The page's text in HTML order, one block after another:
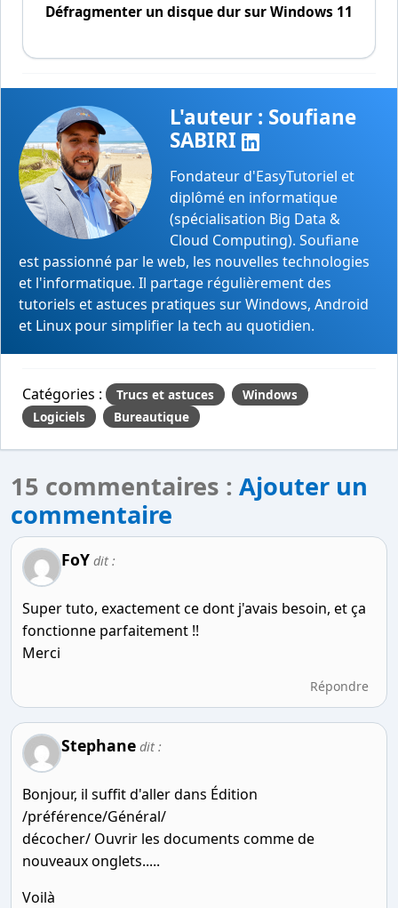
Défragmenter un disque dur sur Windows 11
L'auteur : Soufiane
SABIRI
Fondateur d'EasyTutoriel et
diplômé en informatique
(spécialisation Big Data &
Cloud Computing). Soufiane
est passionné par le web, les nouvelles technologies
et l'informatique. Il partage régulièrement des
tutoriels et astuces pratiques sur Windows, Android
et Linux pour simplifier la tech au quotidien.
Catégories : Trucs et astuces
Windows
Logiciels
Bureautique
15 commentaires : Ajouter un
commentaire
FoY dit :
Super tuto, exactement ce dont j'avais besoin, et ça
fonctionne parfaitement !!
Merci
Répondre
Stephane dit :
Bonjour, il suffit d'aller dans Édition
/préférence/Général/
décocher/ Ouvrir les documents comme de
nouveaux onglets.....
Voilà